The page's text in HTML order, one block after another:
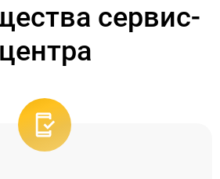
сервис-
центра